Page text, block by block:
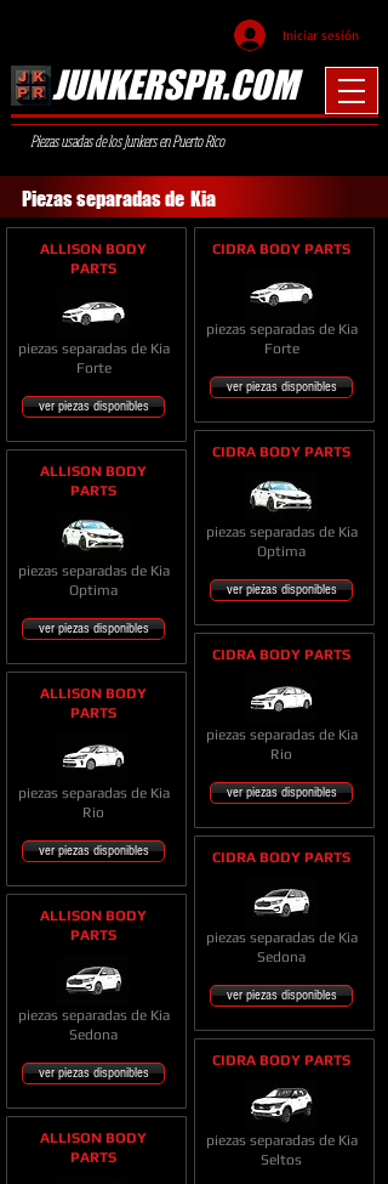
Iniciar sesión
JUNKERSPR.COM
Piezas usadas de los Junkers en Puerto Rico
Piezas separadas deKia
ALLISON BODY
PARTS
piezas separadas de Kia
Forte
ver piezas disponibles
ALLISON BODY
PARTS
piezas separadas de Kia
Optima
ver piezas disponibles
ALLISON BODY
PARTS
piezas separadas de Kia
Rio
ver piezas disponibles
ALLISON BODY
PARTS
piezas separadas de Kia
Sedona
ver piezas disponibles
ALLISON BODY
PARTS
CIDRA BODY PARTS
piezas separadas de Kia
Forte
ver piezas disponibles
CIDRA BODY PARTS
piezas separadas de Kia
Optima
ver piezas disponibles
CIDRA BODY PARTS
piezas separadas de Kia
Rio
ver piezas disponibles
CIDRA BODY PARTS
piezas separadas de Kia
Sedona
ver piezas disponibles
CIDRA BODY PARTS
piezas separadas de Kia
Seltos